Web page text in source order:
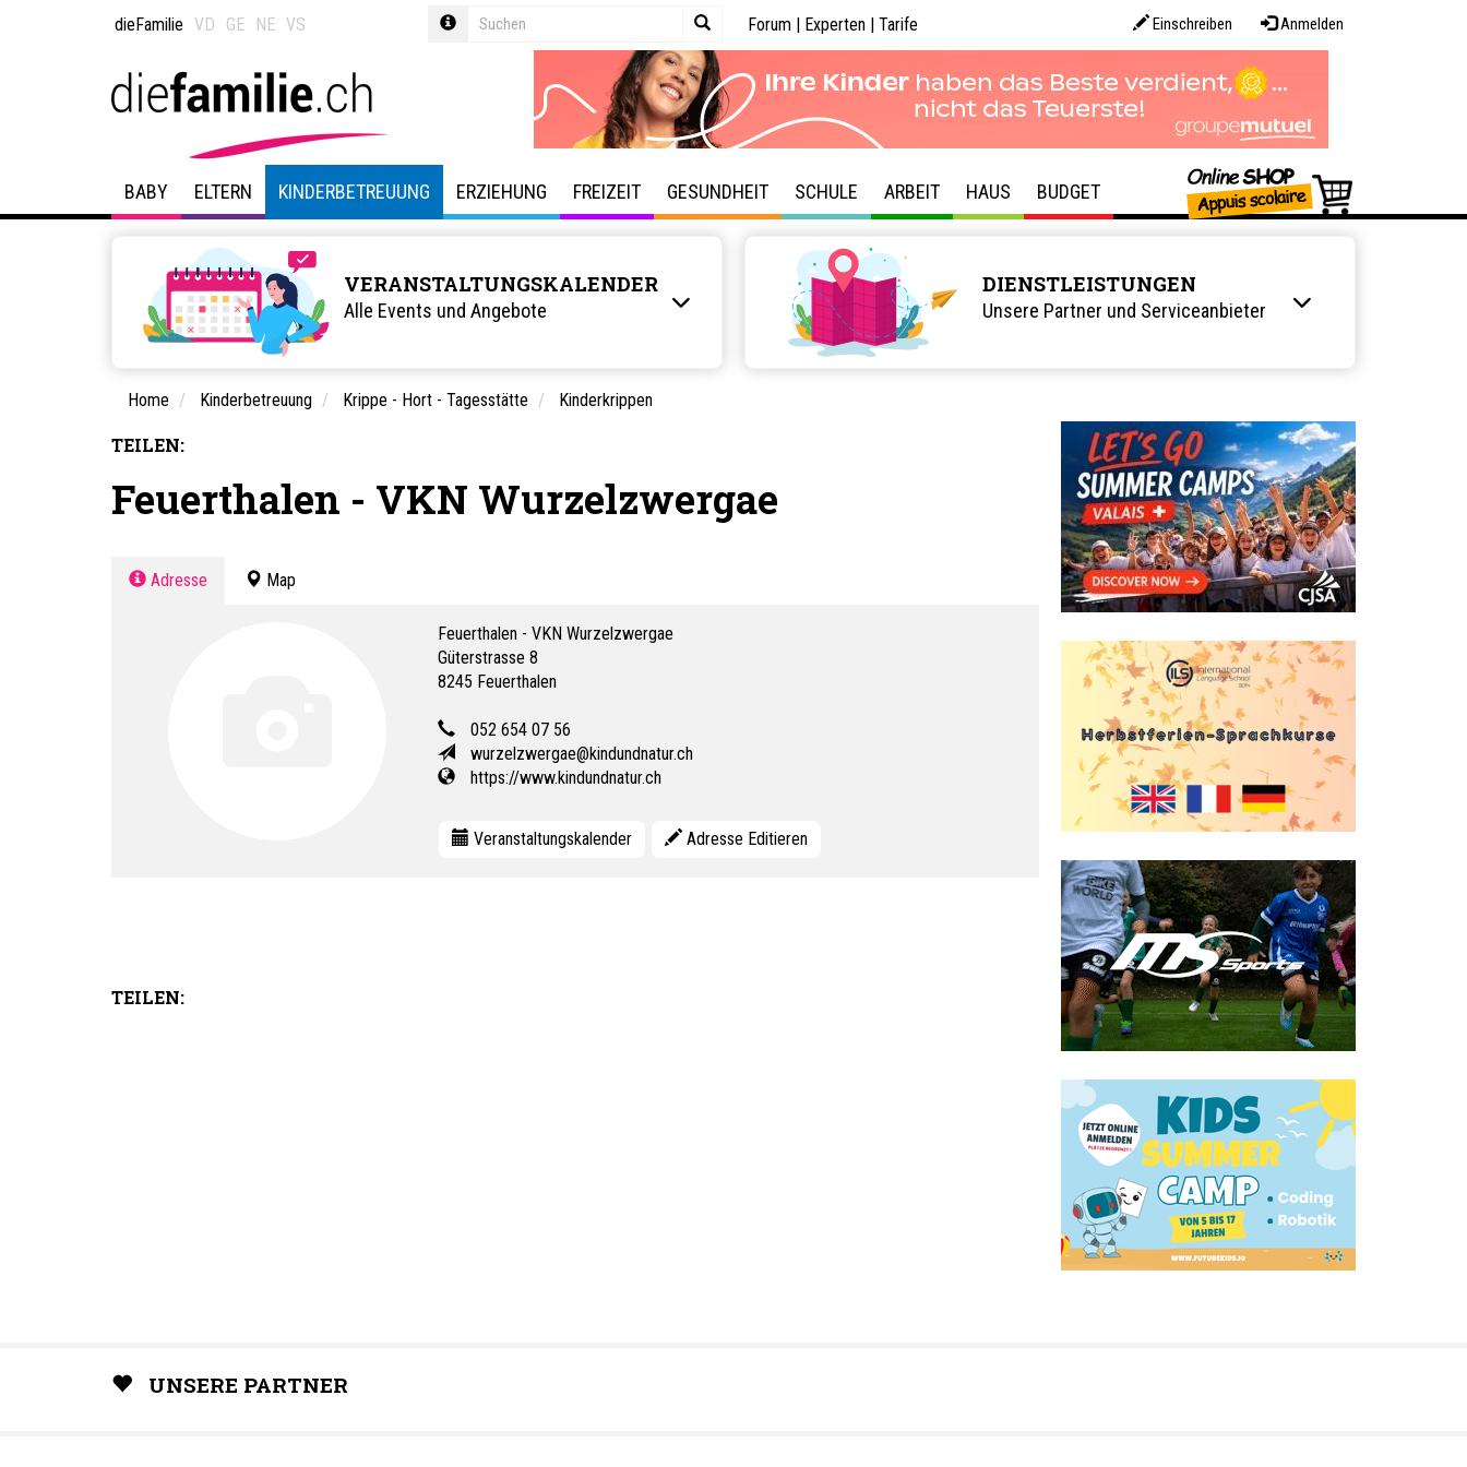
dieFamilie VD GE NE VS Einschreiben Anmelden
Forum | Experten | Tarife
BABY ELTERN KINDERBETREUUNG ERZIEHUNG FREIZEIT GESUNDHEIT SCHULE ARBEIT HAUS BUDGET
VERANSTALTUNGSKALENDER
Alle Events und Angebote
DIENSTLEISTUNGEN
Unsere Partner und Serviceanbieter
Home Kinderbetreuung Krippe - Hort - Tagesstätte Kinderkrippen
TEILEN:
Feuerthalen - VKN Wurzelzwergae
Adresse Map
Feuerthalen - VKN Wurzelzwergae
Güterstrasse 8
8245 Feuerthalen
052 654 07 56
wurzelzwergae@kindundnatur.ch
https://www.kindundnatur.ch
Veranstaltungskalender Adresse Editieren
TEILEN:
UNSERE PARTNER